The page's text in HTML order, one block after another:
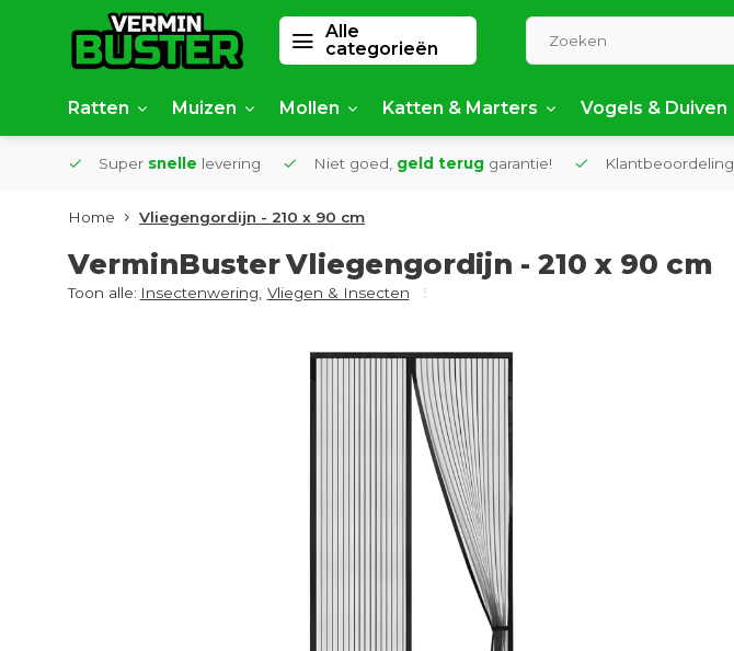
Alle
categorieën
Ratten Muizen Mollen Katten & Marters Vogels & Duiven
Super snelle levering Niet goed, geld terug garantie! Klantbeoordeling
Home Vliegengordijn - 210 x 90 cm
VerminBusterVliegengordijn - 210 x 90 cm
Toon alle: Insectenwering Vliegen & Insecten